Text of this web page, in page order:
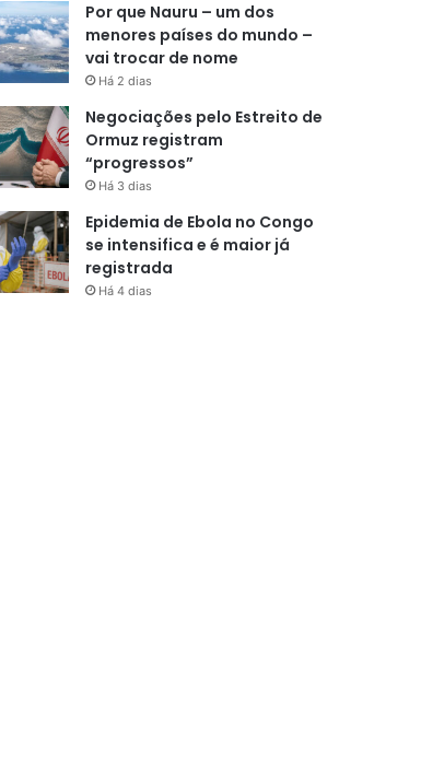
Por que Nauru – um dos
menores países do mundo –
vai trocar de nome
Há 2 dias
Negociações pelo Estreito de
Ormuz registram
“progressos”
Há 3 dias
Epidemia de Ebola no Congo
se intensifica e é maior já
registrada
Há 4 dias